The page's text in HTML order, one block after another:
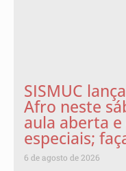
SISMUC
Afro neste
aula aberta
especiais;
6 de agosto de 2026